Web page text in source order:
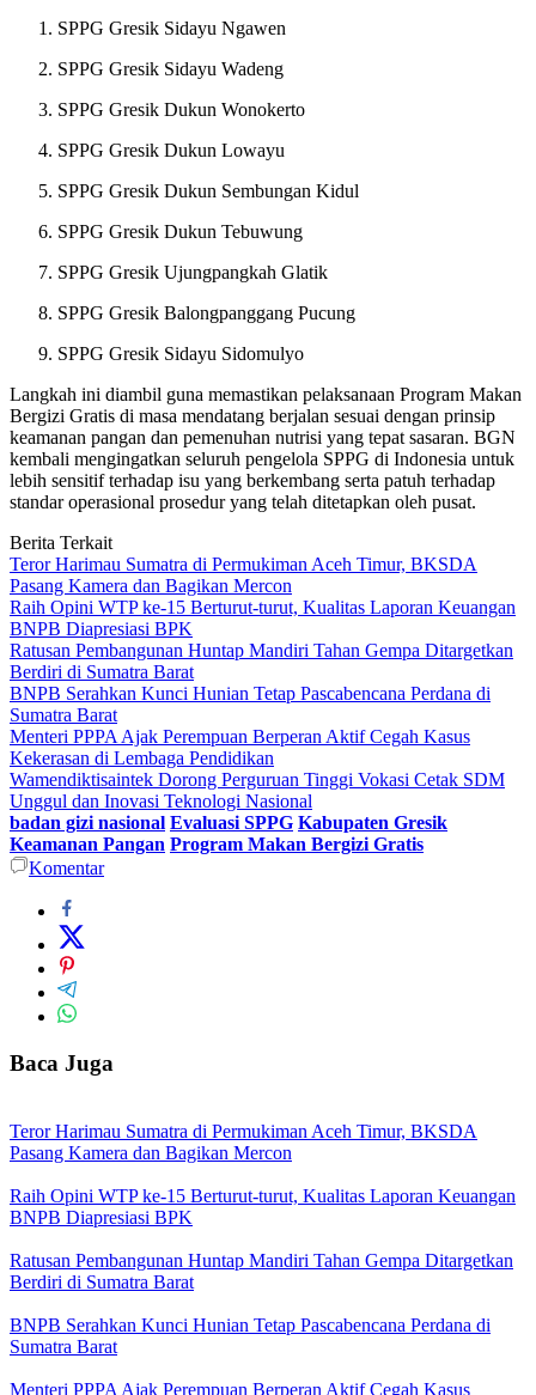
SPPG Gresik Sidayu Ngawen
SPPG Gresik Sidayu Wadeng
SPPG Gresik Dukun Wonokerto
SPPG Gresik Dukun Lowayu
SPPG Gresik Dukun Sembungan Kidul
SPPG Gresik Dukun Tebuwung
SPPG Gresik Ujungpangkah Glatik
SPPG Gresik Balongpanggang Pucung
SPPG Gresik Sidayu Sidomulyo
Langkah ini diambil guna memastikan pelaksanaan Program Makan
Bergizi Gratis di masa mendatang berjalan sesuai dengan prinsip
keamanan pangan dan pemenuhan nutrisi yang tepat sasaran. BGN
kembali mengingatkan seluruh pengelola SPPG di Indonesia untuk
lebih sensitif terhadap isu yang berkembang serta patuh terhadap
standar operasional prosedur yang telah ditetapkan oleh pusat.
Berita Terkait
Teror Harimau Sumatra di Permukiman Aceh Timur, BKSDA
Pasang Kamera dan Bagikan Mercon
Raih Opini WTP ke-15 Berturut-turut, Kualitas Laporan Keuangan
BNPB Diapresiasi BPK
Ratusan Pembangunan Huntap Mandiri Tahan Gempa Ditargetkan
Berdiri di Sumatra Barat
BNPB Serahkan Kunci Hunian Tetap Pascabencana Perdana di
Sumatra Barat
Menteri PPPA Ajak Perempuan Berperan Aktif Cegah Kasus
Kekerasan di Lembaga Pendidikan
Wamendiktisaintek Dorong Perguruan Tinggi Vokasi Cetak SDM
Unggul dan Inovasi Teknologi Nasional
badan gizi nasional Evaluasi SPPG Kabupaten Gresik
Keamanan Pangan Program Makan Bergizi Gratis
Komentar
Baca Juga
Teror Harimau Sumatra di Permukiman Aceh Timur, BKSDA
Pasang Kamera dan Bagikan Mercon
Raih Opini WTP ke-15 Berturut-turut, Kualitas Laporan Keuangan
BNPB Diapresiasi BPK
Ratusan Pembangunan Huntap Mandiri Tahan Gempa Ditargetkan
Berdiri di Sumatra Barat
BNPB Serahkan Kunci Hunian Tetap Pascabencana Perdana di
Sumatra Barat
Menteri PPPA Ajak Perempuan Berperan Aktif Cegah Kasus